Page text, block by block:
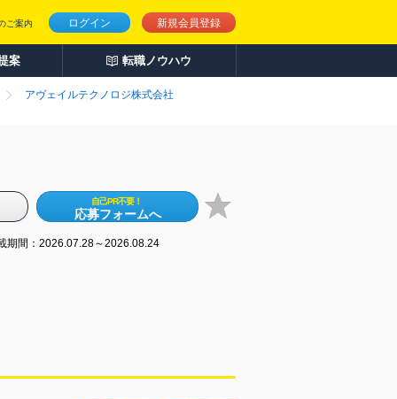
ログイン 新規会員登録
ご案内
案 転職ノウハウ
アヴェイルテクノロジ株式会社
自己PR不要！
応募フォームへ
期間：2026.07.28～2026.08.24